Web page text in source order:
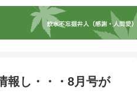
報し・・・8月号が